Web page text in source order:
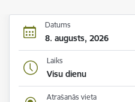
Datums
8. augusts, 2026
Laiks
Visu dienu
Atrašanās vieta